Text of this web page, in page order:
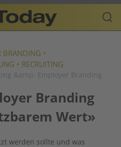
BRANDING •
• RECRUITING
&amp; Employer Branding
Branding
Wert»
werden sollte und was